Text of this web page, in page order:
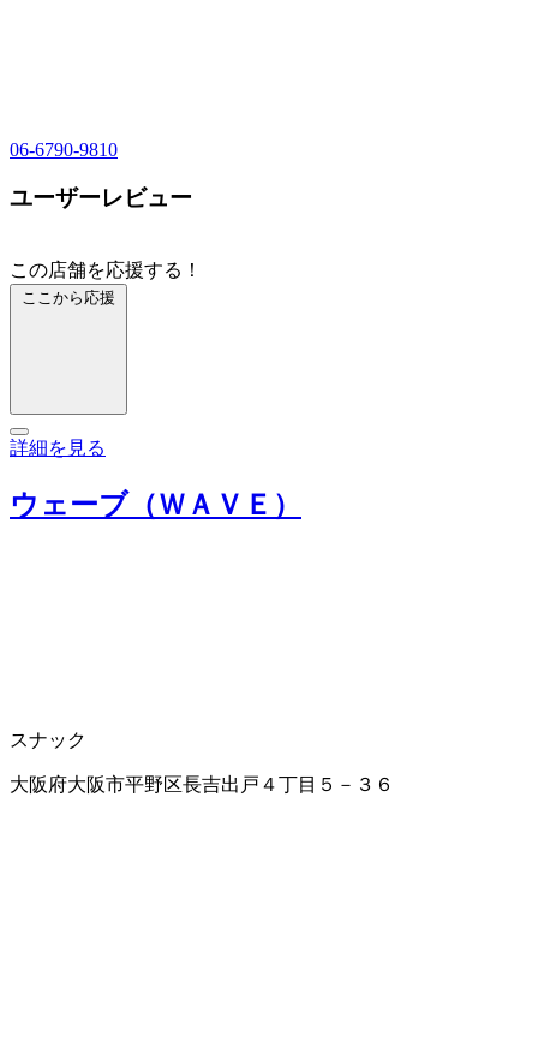
06-6790-9810
ユーザーレビュー
この店舗を応援する！
ここから応援
詳細を見る
ウェーブ（ＷＡＶＥ）
スナック
大阪府大阪市平野区長吉出戸４丁目５－３６